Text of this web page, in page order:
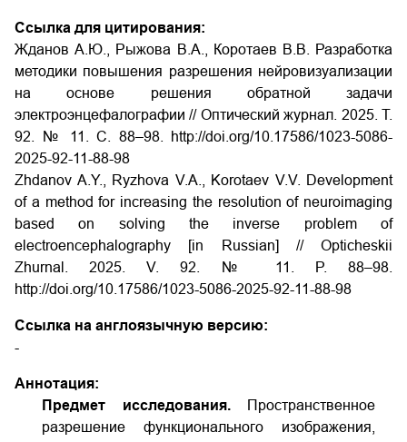
Ссылка для цитирования:
Жданов А.Ю., Рыжова В.А., Коротаев В.В. Разработка
методики повышения разрешения нейровизуализации
на основе решения обратной задачи
электроэнцефалографии // Оптический журнал. 2025. Т.
92. № 11. С. 88–98.
http://doi.org/10.17586/1023-5086-
2025-92-11-88-98
Zhdanov A.Y., Ryzhova V.A., Korotaev V.V. Development
of a method for increasing the resolution of neuroimaging
based on solving the inverse problem of
electroencephalography [in Russian] // Opticheskii
Zhurnal. 2025. V. 92. № 11. P. 88–98.
http://doi.org/10.17586/1023-5086-2025-92-11-88-98
Ссылка на англоязычную версию:
-
Аннотация:
Предмет исследования.
Пространственное
разрешение функционального изображения,